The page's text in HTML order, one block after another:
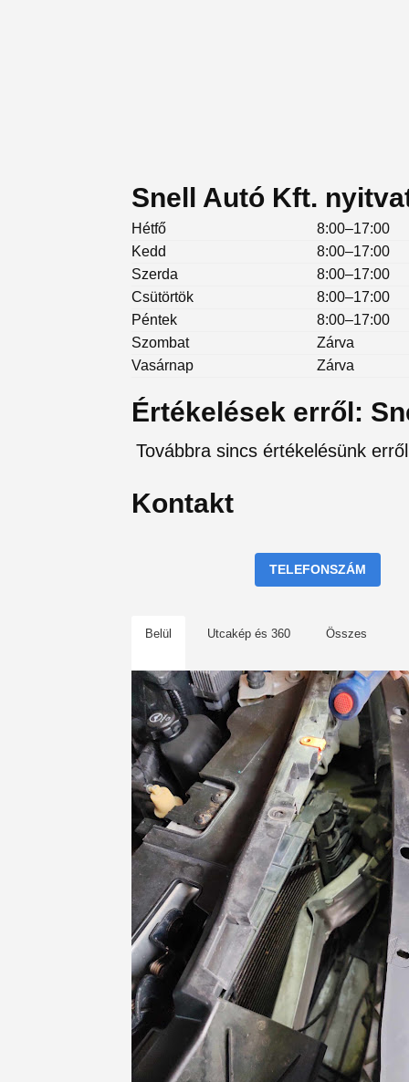
Snell Autó Kft.
Hétfő
8:00–17:00
Kedd
8:00–17:00
Szerda
8:00–17:00
Csütörtök
8:00–17:00
Péntek
8:00–17:00
Szombat
Zárva
Vasárnap
Zárva
Értékelések erről:
Továbbra sincs értékelésünk
Kontakt
TELEFONSZÁM
Belül Utcakép és 360 Összes